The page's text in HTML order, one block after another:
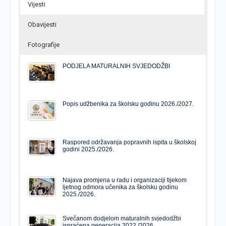
Vijesti
Obavijesti
Fotografije
PODJELA MATURALNIH SVJEDODŽBI
Popis udžbenika za školsku godinu 2026./2027.
Raspored održavanja popravnih ispita u školskoj
godini 2025./2026.
Najava promjena u radu i organizaciji tijekom
ljetnog odmora učenika za školsku godinu
2025./2026.
Svečanom dodjelom maturalnih svjedodžbi